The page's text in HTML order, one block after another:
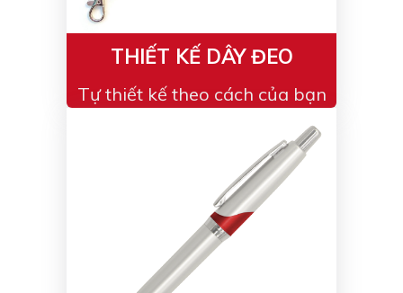
THIẾT KẾ DÂY ĐEO
Tự thiết kế theo cách của bạn